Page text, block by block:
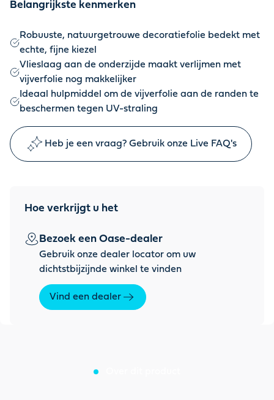
Belangrijkste kenmerken
Robuuste, natuurgetrouwe decoratiefolie bedekt met
echte, fijne kiezel
Vlieslaag aan de onderzijde maakt verlijmen met
vijverfolie nog makkelijker
Ideaal hulpmiddel om de vijverfolie aan de randen te
beschermen tegen UV-straling
Heb je een vraag? Gebruik onze Live FAQ's
Hoe verkrijgt u het
Bezoek een Oase-dealer
Gebruik onze dealer locator om uw
dichtstbijzijnde winkel te vinden
Vind een dealer